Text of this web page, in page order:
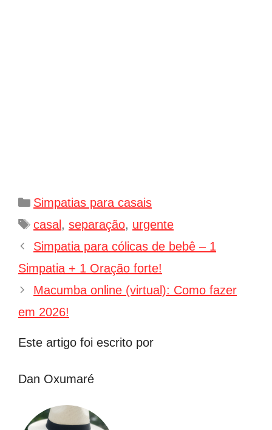
Categorias
Simpatias para casais
Tags
casal , separação, urgente
Navegação
de
Simpatia para cólicas de bebê – 1
Simpatia + 1 Oração forte!
Macumba online (virtual): Como fazer
em 2026!
Este artigo foi escrito por
Dan Oxumaré